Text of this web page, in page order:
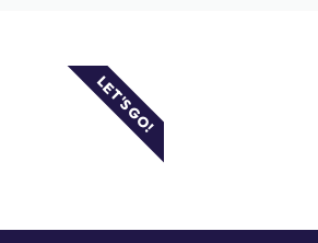
LET'S GO!